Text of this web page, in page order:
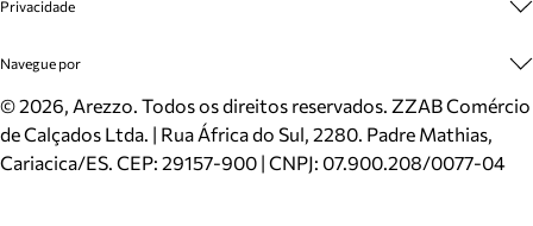
Mapa do Site
Inverno
Mundo Arezzo
Cadastro
Meus Pedidos
Trocas e Devoluções
Cartão Presente
Localizador de lojas
Privacidade
Politica e Privacidade
Navegue por
Sapatos
Bolsas
Scarpins
©2026, Arezzo. Todos os direitos reservados. ZZAB Comércio
de Calçados Ltda. | Rua África do Sul, 2280. Padre Mathias,
Cariacica/ES. CEP: 29157-900 | CNPJ: 07.900.208/0077-04